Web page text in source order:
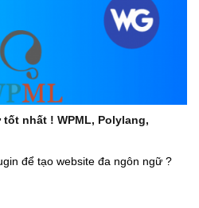
nhất ! WPML, Polylang,
để tạo website đa ngôn ngữ ?